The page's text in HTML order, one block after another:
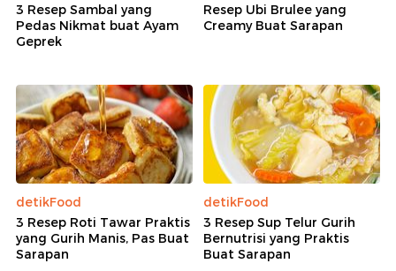
3 Resep Sambal yang
Pedas Nikmat buat Ayam
Geprek
Resep Ubi Brulee yang
Creamy Buat Sarapan
detikFood
3 Resep Roti Tawar Praktis
yang Gurih Manis, Pas Buat
Sarapan
detikFood
3 Resep Sup Telur Gurih
Bernutrisi yang Praktis
Buat Sarapan